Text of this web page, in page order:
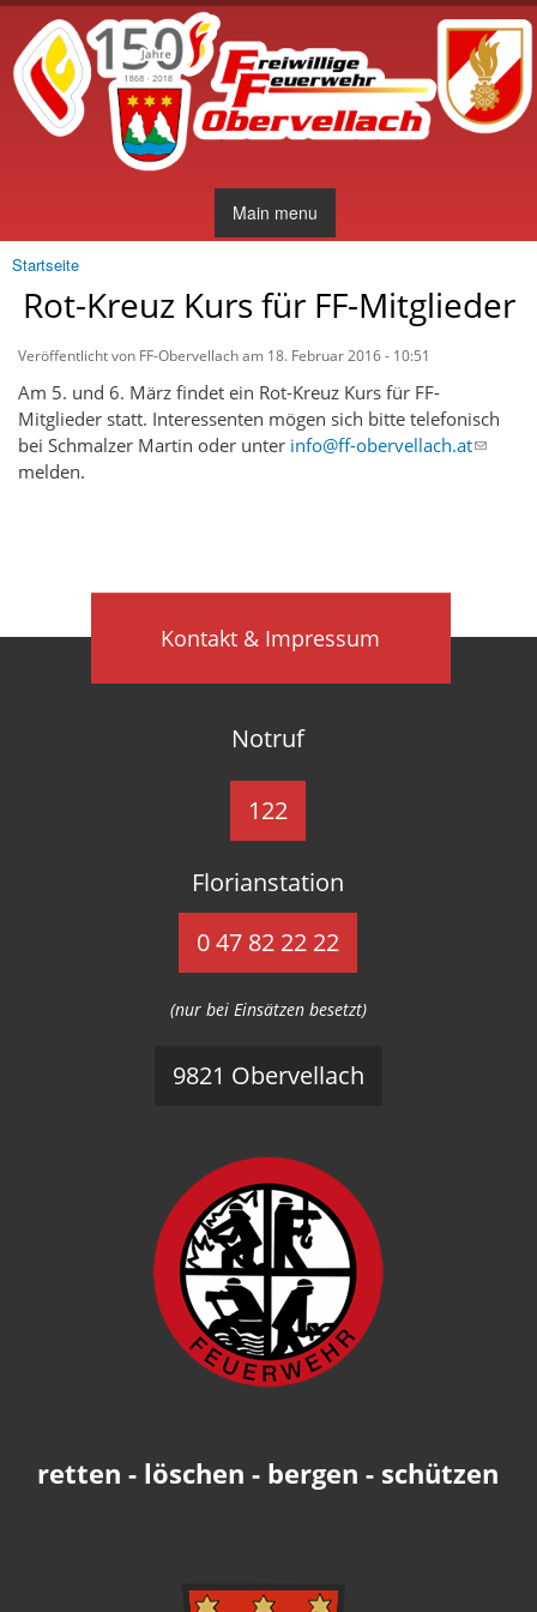
Direkt
zum
Inhalt
Main menu
Sie sind hier
Startseite
Rot-Kreuz Kurs für FF-Mitglieder
Veröffentlicht von FF-Obervellacham 18. Februar 2016 - 10:51
Am 5. und 6. März findet ein Rot-Kreuz Kurs für FF-
Mitglieder statt. Interessenten mögen sich bitte telefonisch
bei Schmalzer Martin oder unter info@ff-obervellach.at
melden.
Kontakt & Impressum
Notruf
122
Florianstation
0 47 82 22 22
(nur bei Einsätzen besetzt)
9821 Obervellach
retten - löschen - bergen - schützen